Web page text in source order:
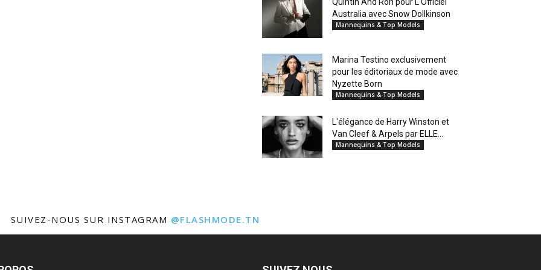
Australia avec Snow Dollkinson
Mannequins & Top Models
Marina Testino exclusivement
pour les éditoriaux de mode avec
Nyzette Born
Mannequins & Top Models
L'élégance de Harry Winston et
Van Cleef & Arpels par ELLE...
Mannequins & Top Models
SUIVEZ-NOUS SUR INSTAGRAM @FLASHMODE.TN